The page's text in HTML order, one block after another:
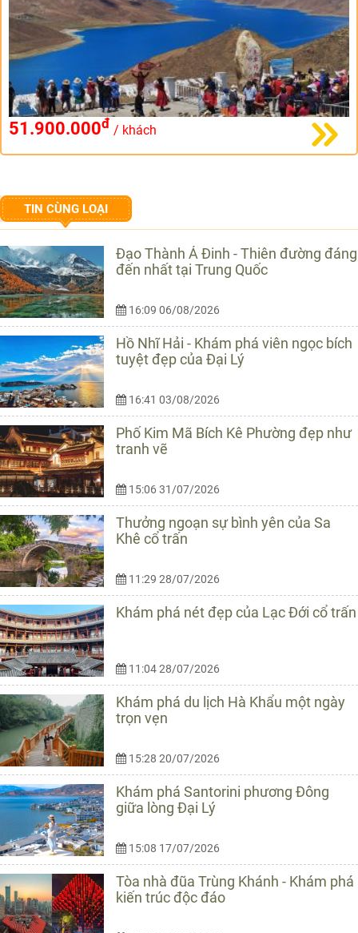
51.900.000đ / khách
TIN CÙNG LOẠI
Đạo Thành Á Đinh - Thiên đường đáng
đến nhất tại Trung Quốc
16:09 06/08/2026
Hồ Nhĩ Hải - Khám phá viên ngọc bích
tuyệt đẹp của Đại Lý
16:41 03/08/2026
Phố Kim Mã Bích Kê Phường đẹp như
tranh vẽ
15:06 31/07/2026
Thưởng ngoạn sự bình yên của Sa
Khê cổ trấn
11:29 28/07/2026
Khám phá nét đẹp của Lạc Đới cổ trấn
11:04 28/07/2026
Khám phá du lịch Hà Khẩu một ngày
trọn vẹn
15:28 20/07/2026
Khám phá Santorini phương Đông
giữa lòng Đại Lý
15:08 17/07/2026
Tòa nhà đũa Trùng Khánh - Khám phá
kiến trúc độc đáo